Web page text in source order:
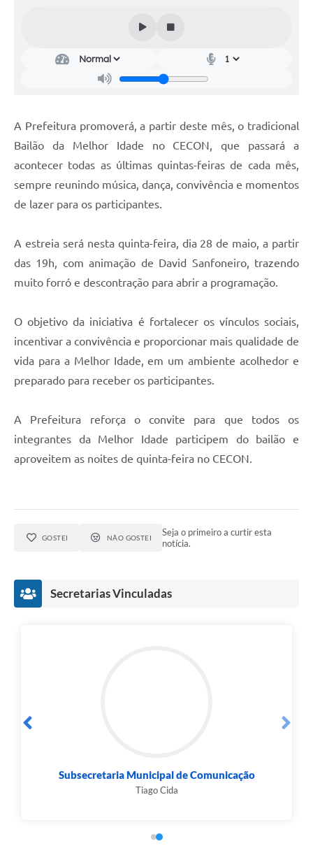
Galeria de Vídeos
Projetos
Contas Públicas
Telefones Úteis
Jornal
Agenda
Diário Oficial
FAQ
A Prefeitura promoverá, a partir deste mês, o tradicional
Bailão da Melhor Idade no CECON, que passará a
acontecer todas as últimas quintas-feiras de cada mês,
sempre reunindo música, dança, convivência e momentos
de lazer para os participantes.
A estreia será nesta quinta-feira, dia 28 de maio, a partir
das 19h, com animação de David Sanfoneiro, trazendo
muito forró e descontração para abrir a programação.
O objetivo da iniciativa é fortalecer os vínculos sociais,
incentivar a convivência e proporcionar mais qualidade de
vida para a Melhor Idade, em um ambiente acolhedor e
preparado para receber os participantes.
A Prefeitura reforça o convite para que todos os
integrantes da Melhor Idade participem do bailão e
aproveitem as noites de quinta-feira no CECON.
GOSTEI NÃO GOSTEI
Seja o primeiro a curtir esta
notícia.
Secretarias Vinculadas
Subsecretaria Municipal de Comunicação
Tiago Cida